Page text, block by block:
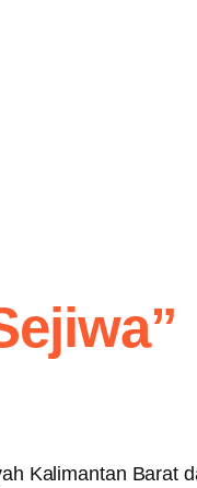
Kalimantan Barat